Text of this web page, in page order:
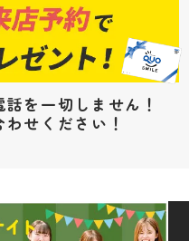
を一切しません！
せください！